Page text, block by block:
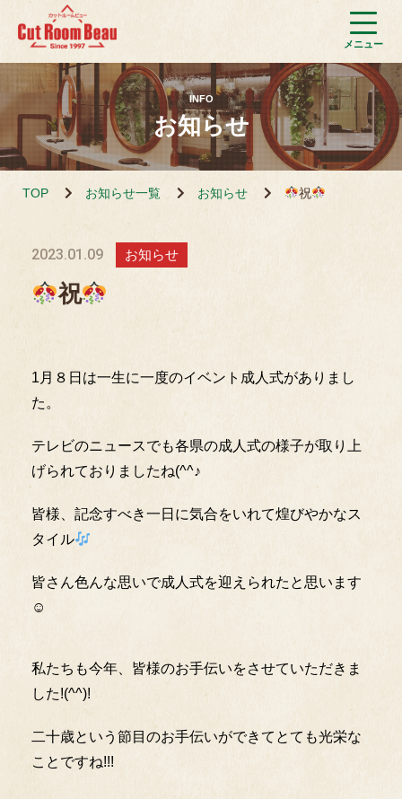
INFO
お知らせ
TOP お知らせ一覧 お知らせ 祝
2023.01.09 お知らせ
祝
1月８日は一生に一度のイベント成人式がありまし
た。
テレビのニュースでも各県の成人式の様子が取り上
げられておりましたね(^^♪
皆様、記念すべき一日に気合をいれて煌びやかなス
タイル
皆さん色んな思いで成人式を迎えられたと思います
☺
私たちも今年、皆様のお手伝いをさせていただきま
した!(^^)!
二十歳という節目のお手伝いができてとても光栄な
ことですね!!!